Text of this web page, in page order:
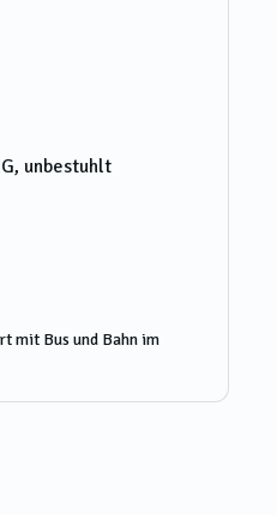
unbestuhlt
mit Bus und Bahn im